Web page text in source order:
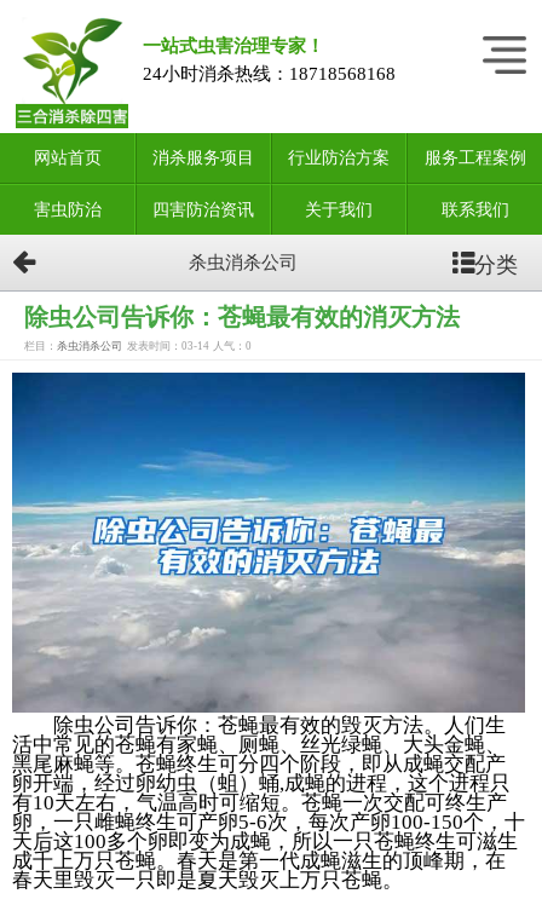
一站式虫害治理专家！
24小时消杀热线： 18718568168
网站首页 消杀服务项目 行业防治方案 服务工程案例
害虫防治 四害防治资讯 关于我们 联系我们
杀虫消杀公司 分类
除虫公司告诉你：苍蝇最有效的消灭方法
栏目： 杀虫消杀公司 发表时间：03-14 人气： 0
除虫公司告诉你：苍蝇最有效的毁灭方法。人们生
活中常见的苍蝇有家蝇、厕蝇、丝光绿蝇、大头金蝇、
黑尾麻蝇等。苍蝇终生可分四个阶段，即从成蝇交配产
卵开端，经过卵幼虫（蛆）蛹,成蝇的进程，这个进程只
有10天左右，气温高时可缩短。苍蝇一次交配可终生产
卵，一只雌蝇终生可产卵5-6次，每次产卵100-150个，十
天后这100多个卵即变为成蝇，所以一只苍蝇终生可滋生
成千上万只苍蝇。春天是第一代成蝇滋生的顶峰期，在
春天里毁灭一只即是夏天毁灭上万只苍蝇。